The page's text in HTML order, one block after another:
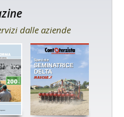
dalle aziende